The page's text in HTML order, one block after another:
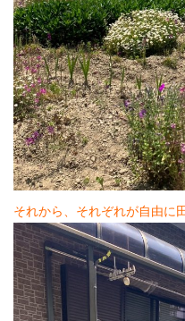
それから、それぞれが自由に